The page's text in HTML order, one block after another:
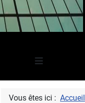
≡
Vous êtes ici : Accueil